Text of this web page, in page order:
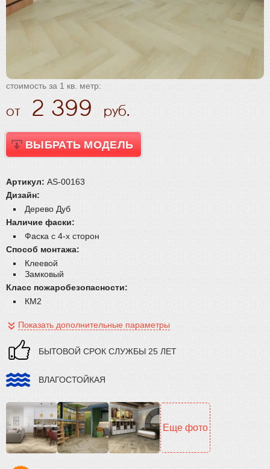
стоимость за 1 кв. метр:
2 399
ВЫБРАТЬ МОДЕЛЬ
Артикул: AS-00163
Дизайн:
Дерево Дуб
Наличие фаски:
Фаска с 4-х сторон
Способ монтажа:
Клеевой
Замковый
Класс пожаробезопасности:
КМ2
Показать дополнительные параметры
БЫТОВОЙ СРОК СЛУЖБЫ 25 ЛЕТ
ВЛАГОСТОЙКАЯ
Еще фото